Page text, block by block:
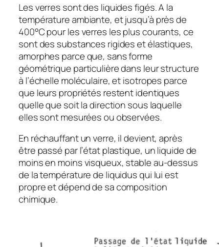
Les verres sont des liquides figés. A la
température ambiante, et jusqu’à près de
400°C pour les verres les plus courants, ce
sont des substances rigides et élastiques,
amorphes parce que, sans forme
géométrique particulière dans leur structure
à l’échelle moléculaire, et isotropes parce
que leurs propriétés restent identiques
quelle que soit la direction sous laquelle
elles sont mesurées ou observées.
En réchauffant un verre, il devient, après
être passé par l’état plastique, un liquide de
moins en moins visqueux, stable au-dessus
de la température de liquidus qui lui est
propre et dépend de sa composition
chimique.